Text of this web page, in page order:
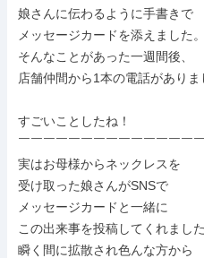
娘さんに伝わるように手書きで
メッセージカードを添えました。
そんなことがあった一週間後、
店舗仲間から1本の電話がありま
すごいことしたね！
￣￣￣￣￣￣￣￣￣￣￣￣￣￣
実はお母様からネックレスを
受け取った娘さんがSNSで
メッセージカードと一緒に
この出来事を投稿してくれました
瞬く間に拡散され色んな方から